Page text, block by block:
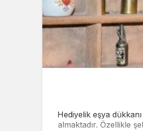
Hediyelik eşya
almaktadır. Özellikle